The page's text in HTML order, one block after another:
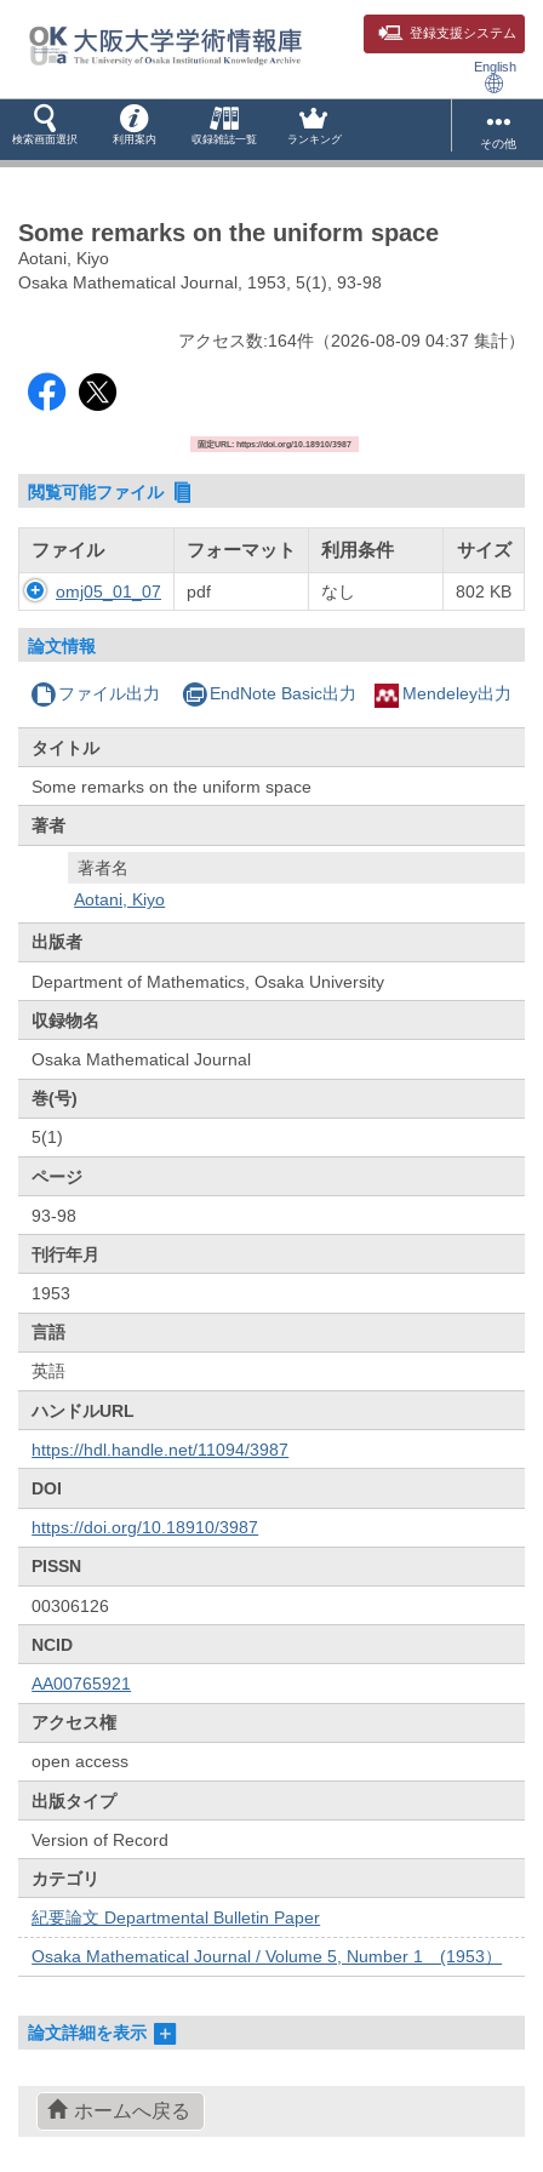
登録支援システム
English
検索画面選択 利用案内 収録雑誌一覧 ランキング その他
Some remarks on the uniform space
Aotani, Kiyo
Osaka Mathematical Journal, 1953, 5(1), 93-98
アクセス数:164件 （2026-08-09 04:37 集計）
固定URL: https://doi.org/10.18910/3987
閲覧可能ファイル
ファイル フォーマット 利用条件 サイズ
omj05_01_07 pdf なし 802 KB
論文情報
ファイル出力 EndNote Basic出力 Mendeley出力
タイトル
Some remarks on the uniform space
著者
著者名
Aotani, Kiyo
出版者
Department of Mathematics, Osaka University
収録物名
Osaka Mathematical Journal
巻(号)
5(1)
ページ
93-98
刊行年月
1953
言語
英語
ハンドルURL
https://hdl.handle.net/11094/3987
DOI
https://doi.org/10.18910/3987
PISSN
00306126
NCID
AA00765921
アクセス権
open access
出版タイプ
Version of Record
カテゴリ
紀要論文 Departmental Bulletin Paper
Osaka Mathematical Journal / Volume 5, Number 1 (1953）
論文詳細を表示
ホームへ戻る